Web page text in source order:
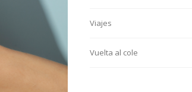
Viajes
Vuelta al cole